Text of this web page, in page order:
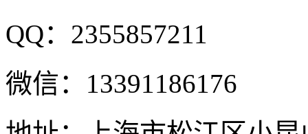
QQ： 2355857211
微信： 13391186176